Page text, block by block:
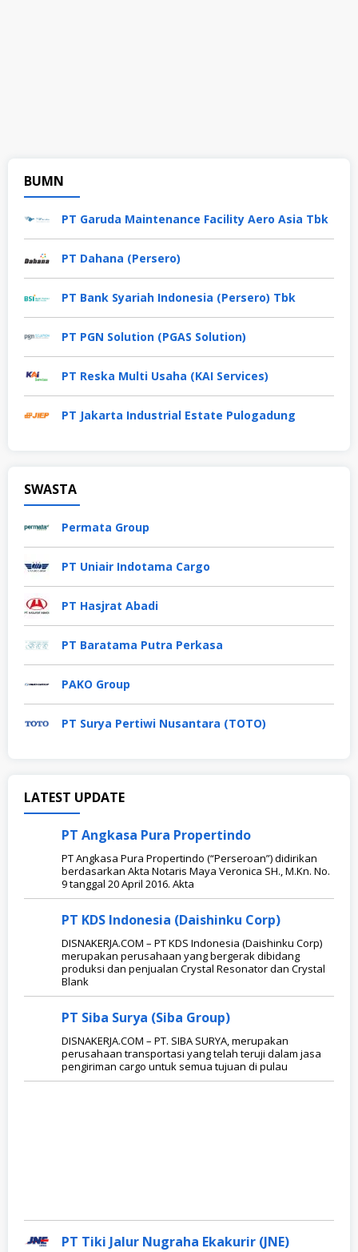
BUMN
PT Garuda Maintenance Facility Aero Asia Tbk
PT Dahana (Persero)
PT Bank Syariah Indonesia (Persero) Tbk
PT PGN Solution (PGAS Solution)
PT Reska Multi Usaha (KAI Services)
PT Jakarta Industrial Estate Pulogadung
SWASTA
Permata Group
PT Uniair Indotama Cargo
PT Hasjrat Abadi
PT Baratama Putra Perkasa
PAKO Group
PT Surya Pertiwi Nusantara (TOTO)
DISNAKERJA.COM
LATEST UPDATE
PT Angkasa Pura Propertindo
PT Angkasa Pura Propertindo (“Perseroan”) didirikan
berdasarkan Akta Notaris Maya Veronica SH., M.Kn. No.
9 tanggal 20 April 2016. Akta
PT KDS Indonesia (Daishinku Corp)
DISNAKERJA.COM – PT KDS Indonesia (Daishinku Corp)
merupakan perusahaan yang bergerak dibidang
produksi dan penjualan Crystal Resonator dan Crystal
Blank
PT Siba Surya (Siba Group)
DISNAKERJA.COM – PT. SIBA SURYA, merupakan
perusahaan transportasi yang telah teruji dalam jasa
pengiriman cargo untuk semua tujuan di pulau
PT Tiki Jalur Nugraha Ekakurir (JNE)